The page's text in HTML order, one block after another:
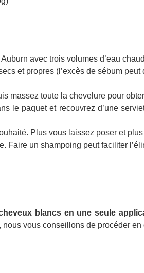
avec trois volumes d’eau
et propres (l’excès de sébum
massez toute la chevelure pour
le paquet et recouvrez d’une
Plus vous laissez poser et
Faire un shampoing peut faciliter
blancs en une seule
vous conseillons de procéder